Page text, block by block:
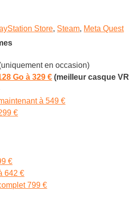
Store, Steam, Meta Quest
en occasion)
Go à 329 € (meilleur casque VR
à 549 €
€
€
642 €
799 €